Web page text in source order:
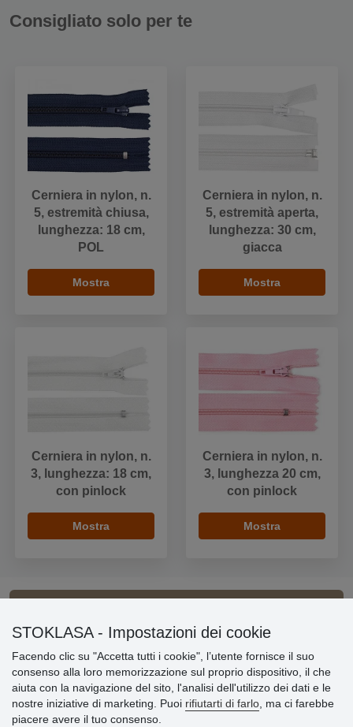
Consigliato solo per te
Cerniera in nylon, n.
5, estremità chiusa,
lunghezza: 18 cm,
POL
Mostra
Cerniera in nylon, n.
5, estremità aperta,
lunghezza: 30 cm,
giacca
Mostra
Cerniera in nylon, n.
3, lunghezza: 18 cm,
con pinlock
Mostra
Cerniera in nylon, n.
3, lunghezza 20 cm,
con pinlock
Mostra
Informazioni importanti
» Impostazioni dei cookie
» Termini & Condizioni
» Informativa sulla Privacy
» Consegna e pagamento
» Garanzia e resi
STOKLASA - Impostazioni dei cookie
Facendo clic su "Accetta tutti i cookie", l’utente fornisce il suo
consenso alla loro memorizzazione sul proprio dispositivo, il che
aiuta con la navigazione del sito, l'analisi dell'utilizzo dei dati e le
nostre iniziative di marketing. Puoi rifiutarti di farlo , ma ci farebbe
piacere avere il tuo consenso.